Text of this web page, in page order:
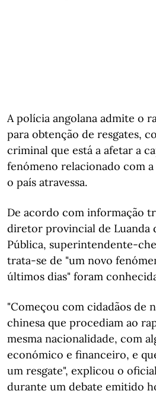
A polícia angolana admite o
para obtenção de resgates,
criminal que está a afetar a
fenómeno relacionado com
o país atravessa.
De acordo com informação
diretor provincial de Luanda
Pública, superintendente-
trata-se de "um novo
últimos dias" foram
"Começou com cidadãos de
chinesa que procediam ao
mesma nacionalidade, com
económico e financeiro, e
um resgate", explicou o
durante um debate emitido